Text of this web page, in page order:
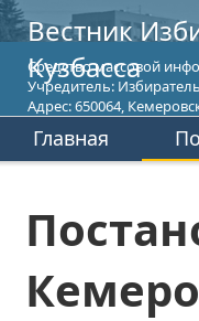
Вестник
Кузбасса
Средство массовой
Учредитель:
Адрес: 650064,
Главная